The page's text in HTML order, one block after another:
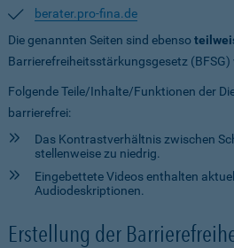
berater.pro-fina.de
Die genannten Seiten sind ebenso
Barrierefreiheitsstärkungsgesetz (BFSG)
Folgende Teile/Inhalte/Funktionen der
barrierefrei:
Das Kontrastverhältnis zwischen
stellenweise zu niedrig.
Eingebettete Videos enthalten
Audiodeskriptionen.
Erstellung der